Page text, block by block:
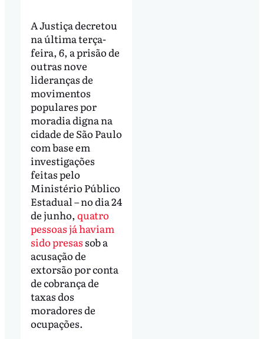
A Justiça decretou
na última terça-
feira, 6, a prisão de
outras nove
lideranças de
movimentos
populares por
moradia digna na
cidade de São Paulo
com base em
investigações
feitas pelo
Ministério Público
Estadual – no dia 24
de junho, quatro
pessoas já haviam
sido presas sob a
acusação de
extorsão por conta
de cobrança de
taxas dos
moradores de
ocupações.